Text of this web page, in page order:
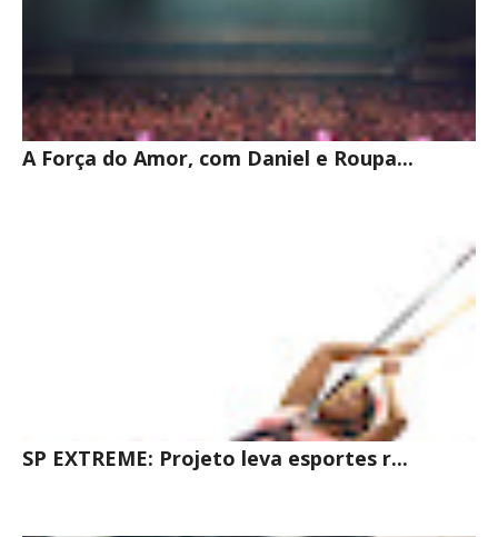
A Força do Amor, com Daniel e Roupa...
SP EXTREME: Projeto leva esportes r...